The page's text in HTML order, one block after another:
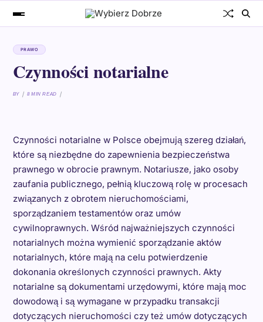
PRAWO
Czynności notarialne
BY 8 MIN READ
Czynności notarialne w Polsce obejmują szereg działań,
które są niezbędne do zapewnienia bezpieczeństwa
prawnego w obrocie prawnym. Notariusze, jako osoby
zaufania publicznego, pełnią kluczową rolę w procesach
związanych z obrotem nieruchomościami,
sporządzaniem testamentów oraz umów
cywilnoprawnych. Wśród najważniejszych czynności
notarialnych można wymienić sporządzanie aktów
notarialnych, które mają na celu potwierdzenie
dokonania określonych czynności prawnych. Akty
notarialne są dokumentami urzędowymi, które mają moc
dowodową i są wymagane w przypadku transakcji
dotyczących nieruchomości czy też umów dotyczących